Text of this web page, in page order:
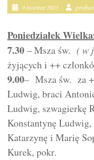
9 kwietnia 2023
Poniedziałek
7.30– Msza św. ( w
żyjących i ++
9.00– Msza św. za
Ludwig, braci
Ludwig, szwagierkę
Konstantynę
Katarzynę i Marię
Kurek, pokr.